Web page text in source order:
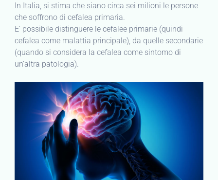
In Italia, si stima che siano circa sei milioni le persone
che soffrono di cefalea primaria.
E’ possibile distinguere le cefalee primarie (quindi
cefalea come malattia principale), da quelle secondarie
(quando si considera la cefalea come sintomo di
un’altra patologia).